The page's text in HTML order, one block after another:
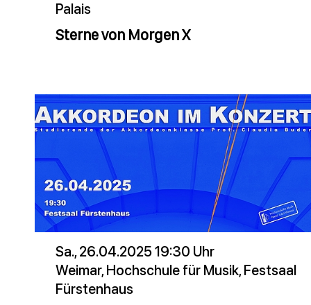
Palais
Sterne von Morgen X
Sa., 26.04.2025 19:30 Uhr
Weimar, Hochschule für Musik, Festsaal
Fürstenhaus